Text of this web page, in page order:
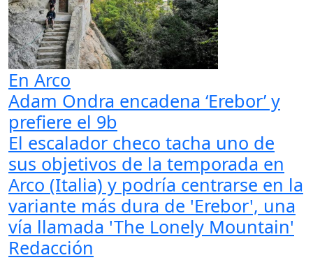
En Arco
Adam Ondra encadena ‘Erebor’ y
prefiere el 9b
El escalador checo tacha uno de
sus objetivos de la temporada en
Arco (Italia) y podría centrarse en la
variante más dura de 'Erebor', una
vía llamada 'The Lonely Mountain'
Redacción